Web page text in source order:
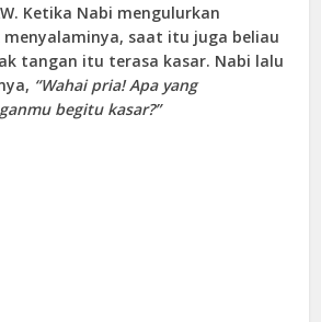
Ketika Nabi mengulurkan
saat itu juga beliau
tangan itu terasa kasar. Nabi lalu
“Wahai pria! Apa yang
begitu kasar?”